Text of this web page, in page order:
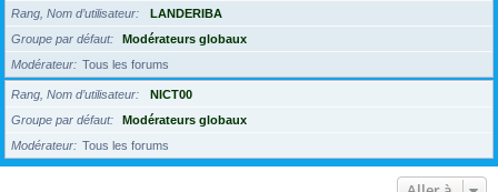
Rang, Nom d’utilisateur
LANDERIBA
Groupe par défaut
Modérateurs globaux
Modérateur
Tous les forums
Rang, Nom d’utilisateur
NICT00
Groupe par défaut
Modérateurs globaux
Modérateur
Tous les forums